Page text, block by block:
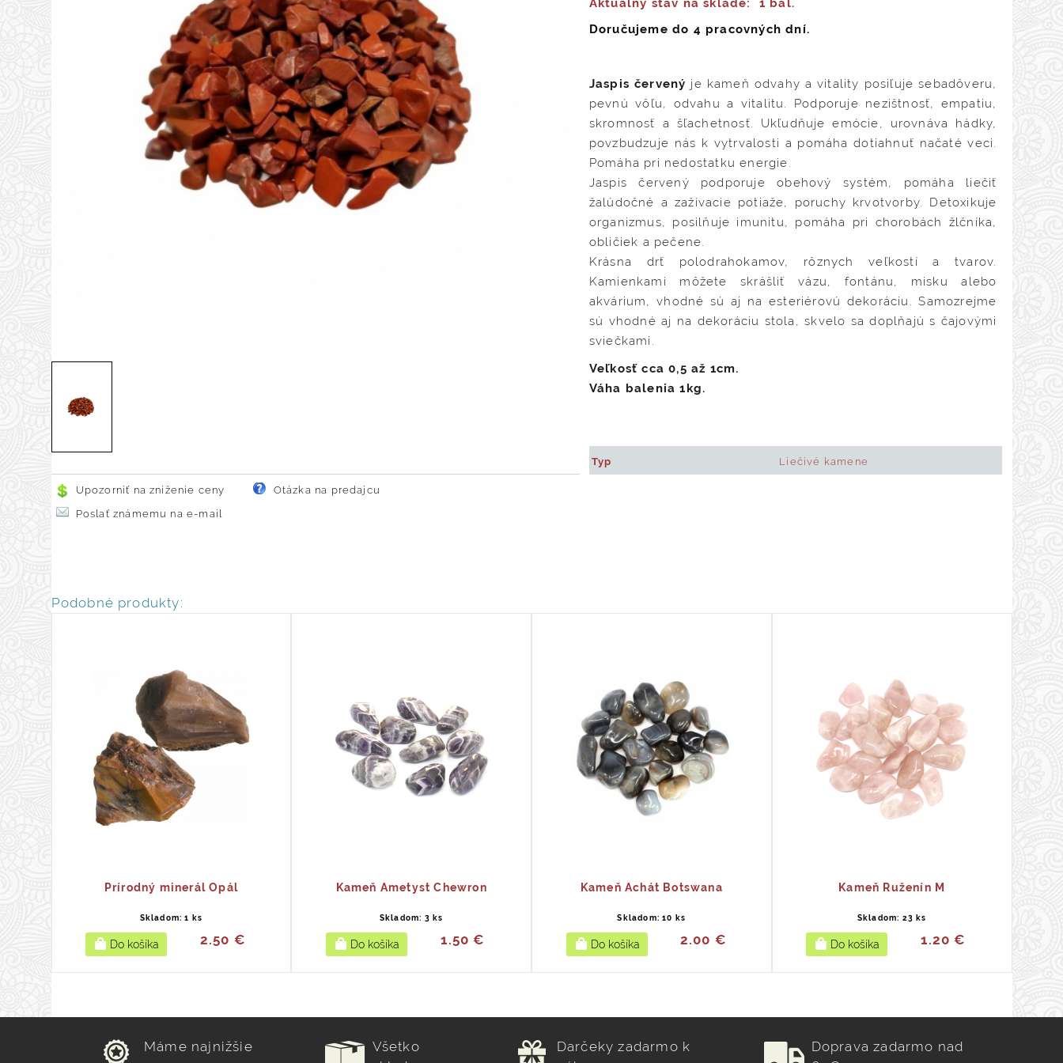
Upozorniť na zníženie ceny
Otázka na predajcu
Poslať známemu na e-mail
Aktuálny stav na sklade:
1 bal.
Doručujeme do 4 pracovných dní.
Jaspis červený je kameň odvahy a vitality posiľuje sebadôveru,
pevnú vôľu, odvahu a vitalitu. Podporuje nezištnosť, empatiu,
skromnosť a šľachetnosť. Ukľudňuje emócie, urovnáva hádky,
povzbudzuje nás k vytrvalosti a pomáha dotiahnuť načaté veci.
Pomáha pri nedostatku energie.
Jaspis červený podporuje obehový systém, pomáha liečiť
žalúdočné a zažívacie potiaže, poruchy krvotvorby. Detoxikuje
organizmus, posilňuje imunitu, pomáha pri chorobách žlčníka,
obličiek a pečene.
Krásna drť polodrahokamov, rôznych veľkostí a tvarov.
Kamienkami môžete skrášliť vázu, fontánu, misku alebo
akvárium, vhodné sú aj na esteriérovú dekoráciu. Samozrejme
sú vhodné aj na dekoráciu stola, skvelo sa doplňajú s čajovými
sviečkami.
Veľkosť cca 0,5 až 1cm.
Váha balenia 1kg.
Typ Liečivé kamene
Podobné produkty:
Prírodný minerál Opál
Skladom: 1 ks
2.50 €
Kameň Ametyst Chewron
Skladom: 3 ks
1.50 €
Kameň Achát Botswana
Skladom: 10 ks
2.00 €
Kameň Ruženín M
Skladom: 23 ks
1.20 €
Máme najnižšie
Všetko
Darčeky zadarmo k
Doprava zadarmo nad